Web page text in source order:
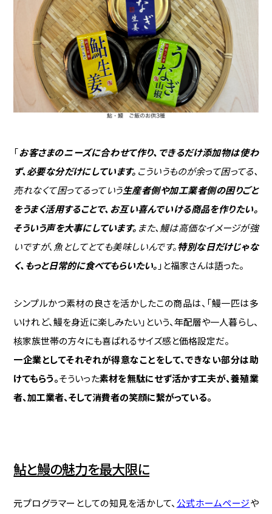
「お客さまのニーズに合わせて作り、できるだけ添加物は使わ
ず、必要な分だけにしています。 こういうものが余って困ってる、
売れなくて困ってるっていう生産者側や加工業者側の困りごと
をうまく活用することで、お互い喜んでいける商品を作りたい。
そういう声を大事にしています。 また、鰻は高価なイメージが強
いですが、魚としてとても美味しいんです。特別な日だけじゃな
く、もっと日常的に食べてもらいたい。 」と福家さんは語った。
シンプルかつ素材の良さを活かしたこの商品は、「鰻一匹は多
いけれど、鰻を身近に楽しみたい」という、年配層や一人暮らし、
核家族世帯の方々にも喜ばれるサイズ感と価格設定だ。
一企業としてそれぞれが得意なことをして、できない部分は助
けてもらう。そういった素材を無駄にせず活かす工夫が、養殖業
者、加工業者、そして消費者の笑顔に繋がっている。
鮎と鰻の魅力を最大限に
元プログラマーとしての知見を活かして、 公式ホームページや